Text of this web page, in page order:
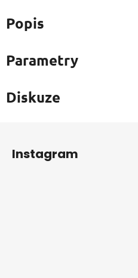
Popis
Parametry
Diskuze
Instagram